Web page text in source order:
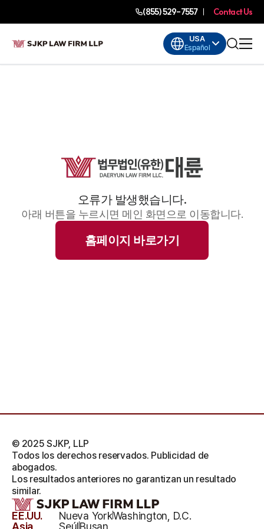
(855) 529-7557 Contact Us
USA
Español
오류가 발생했습니다.
아래 버튼을 누르시면 메인 화면으로 이동합니다.
홈페이지 바로가기
EE.UU. Nueva YorkWashington, D.C.
© 2025 SJKP, LLP
Todos los derechos reservados. Publicidad de
abogados.
Los resultados anteriores no garantizan un resultado
similar.